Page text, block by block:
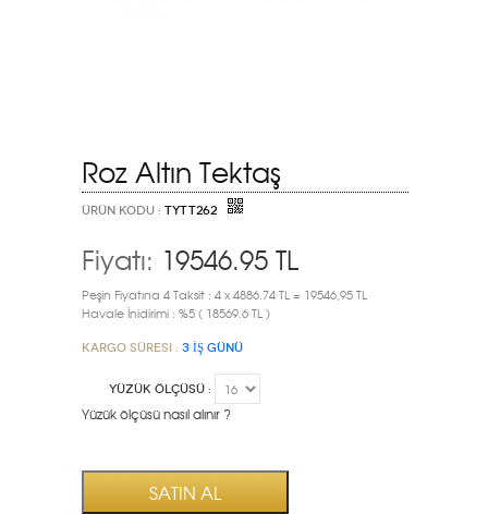
Roz Altın Tektaş
ÜRÜN KODU : TYTT262
Fiyatı: 19546.95 TL
Peşin Fiyatına 4 Taksit : 4 x 4886.74 TL = 19546,95 TL
Havale İnidirimi : %5 ( 18569.6 TL )
Kargo Süresi : 3 İŞ GÜNÜ
YÜZÜK ÖLÇÜSÜ :
Yüzük ölçüsü nasıl alınır ?